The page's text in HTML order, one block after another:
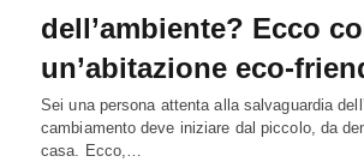
dell’ambiente? Ecco
un’abitazione eco-
Sei una persona attenta alla salvaguardia
cambiamento deve iniziare dal piccolo, da
casa. Ecco,…